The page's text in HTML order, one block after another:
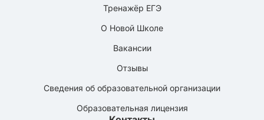
Тренажёр ЕГЭ
О Новой Школе
Вакансии
Отзывы
Сведения об образовательной организации
Образовательная лицензия